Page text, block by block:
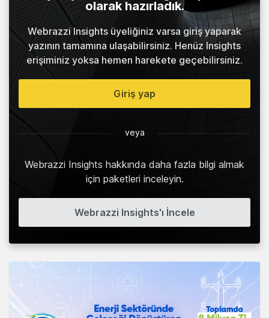
olarak hazırladık.
Webrazzi Insights üyeliğiniz varsa giriş yaparak
yazının tamamına ulaşabilirsiniz. Henüz Insights
erişiminiz yoksa hemen harekete geçebilirsiniz.
Giriş yap
veya
Webrazzi Insights hakkında daha fazla bilgi almak
için paketleri inceleyin.
Webrazzi Insights'ı İncele